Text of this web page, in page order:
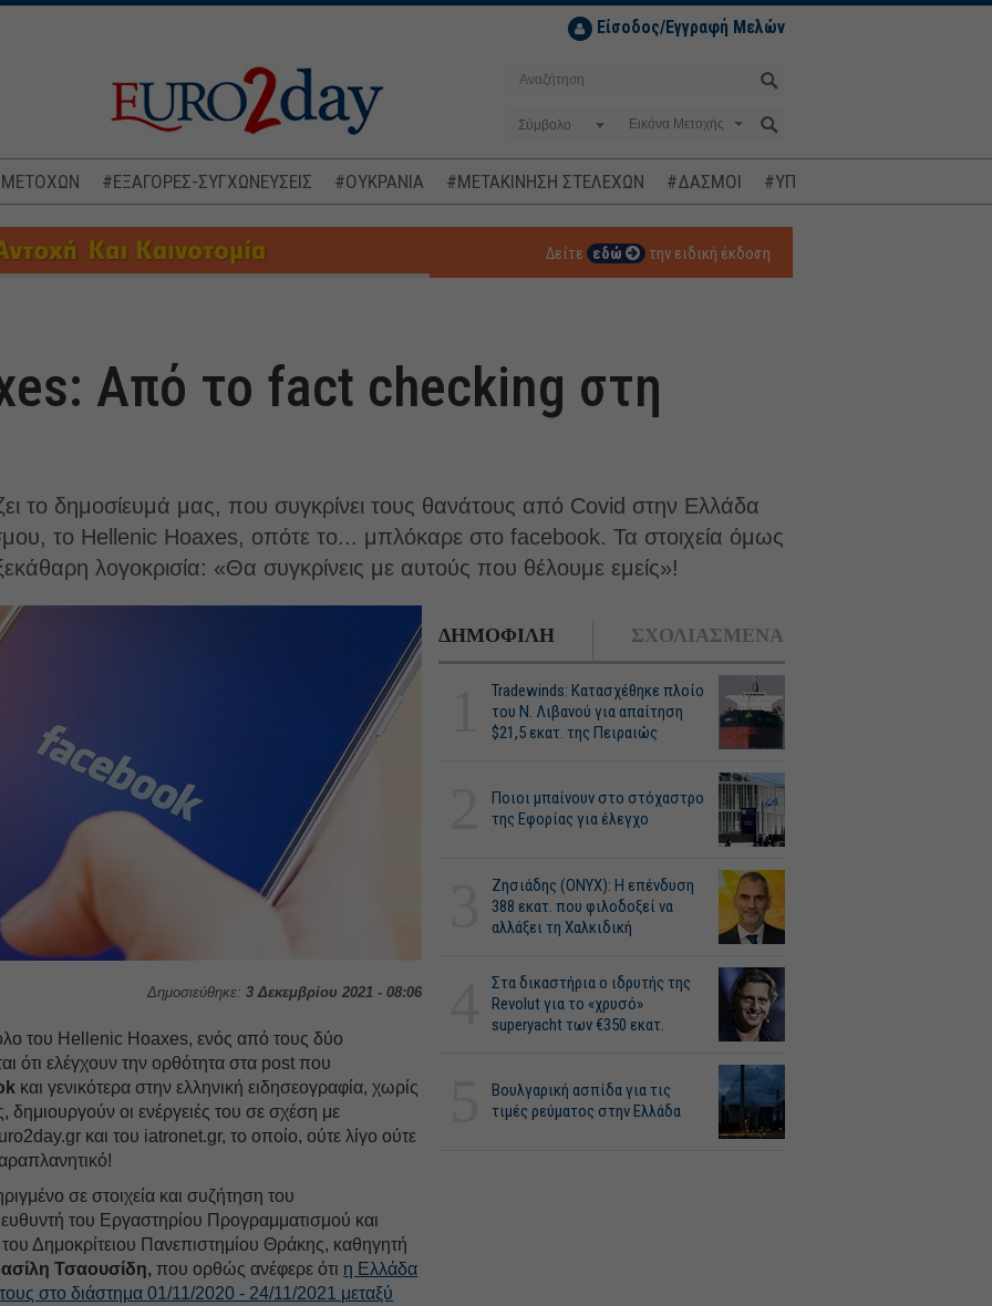
Είσοδος/Εγγραφή Μελών
Σύμβολο
ΜΕΤΟΧΩΝ #ΕΞΑΓΟΡΕΣ-ΣΥΓΧΩΝΕΥΣΕΙΣ #ΟΥΚΡΑΝΙΑ #ΜΕΤΑΚΙΝΗΣΗ ΣΤΕΛΕΧΩΝ #ΔΑΣΜΟΙ #ΥΠΟΚΛΟΠΕΣ
Δείτε εδώ την ειδική έκδοση
Από το fact checking στη
το δημοσίευμά μας, που συγκρίνει τους θανάτους από Covid στην Ελλάδα
το Hellenic Hoaxes, οπότε το... μπλόκαρε στο facebook. Τα στοιχεία όμως
λογοκρισία: «Θα συγκρίνεις με αυτούς που θέλουμε εμείς»!
Δημοσιεύθηκε: 3 Δεκεμβρίου 2021 - 08:06
του Hellenic Hoaxes, ενός από τους δύο
ότι ελέγχουν την ορθότητα στα post που
και γενικότερα στην ελληνική ειδησεογραφία, χωρίς
δημιουργούν οι ενέργειές του σε σχέση με
και του iatronet.gr, το οποίο, ούτε λίγο ούτε
σε στοιχεία και συζήτηση του
του Εργαστηρίου Προγραμματισμού και
Δημοκρίτειου Πανεπιστημίου Θράκης, καθηγητή
Τσαουσίδη, που ορθώς ανέφερε ότι η Ελλάδα
στο διάστημα 01/11/2020 - 24/11/2021 μεταξύ
ΔΗΜΟΦΙΛΗ ΣΧΟΛΙΑΣΜΕΝΑ
Tradewinds: Κατασχέθηκε πλοίο
του Ν. Λιβανού για απαίτηση
$21,5 εκατ. της Πειραιώς
Ποιοι μπαίνουν στο στόχαστρο
της Εφορίας για έλεγχο
Ζησιάδης (ONYX): Η επένδυση
388 εκατ. που φιλοδοξεί να
αλλάξει τη Χαλκιδική
Στα δικαστήρια ο ιδρυτής της
Revolut για το «χρυσό»
superyacht των €350 εκατ.
Βουλγαρική ασπίδα για τις
τιμές ρεύματος στην Ελλάδα